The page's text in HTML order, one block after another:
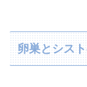
卵巣とシス